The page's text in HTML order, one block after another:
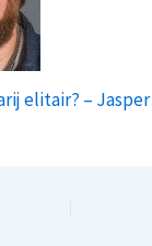
elitair? – Jasper